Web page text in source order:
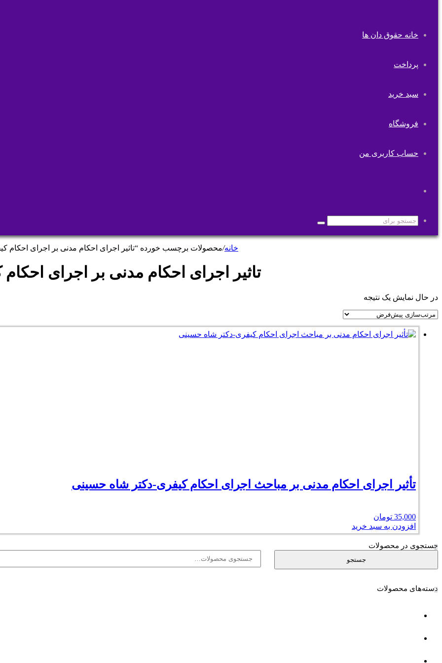
خانه حقوق دان ها
پرداخت
سبد خرید
فروشگاه
حساب کاربری من
پوسته
جستجو
برای
خانه/محصولات برچسب خورده “تاثیر اجرای احکام مدنی بر اجرای احکام
تاثیر اجرای احکام مدنی بر اجرای
در حال نمایش یک نتیجه
تأثیر اجرای احکام مدنی بر مباحث اجرای احکام کیفری-دکتر شاه حسینی
35,000 تومان
افزودن به سبد خرید
جستجوی در محصولات
جستجو
جستجو
دسته‌های محصولات